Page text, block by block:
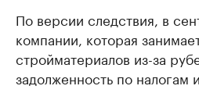
По версии следствия, в
компании, которая
стройматериалов из-за
задолженность по